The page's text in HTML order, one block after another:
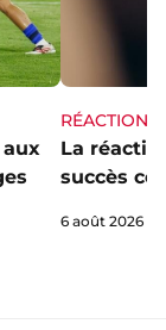
RÉACTIONS
La
succès
6 août 2026